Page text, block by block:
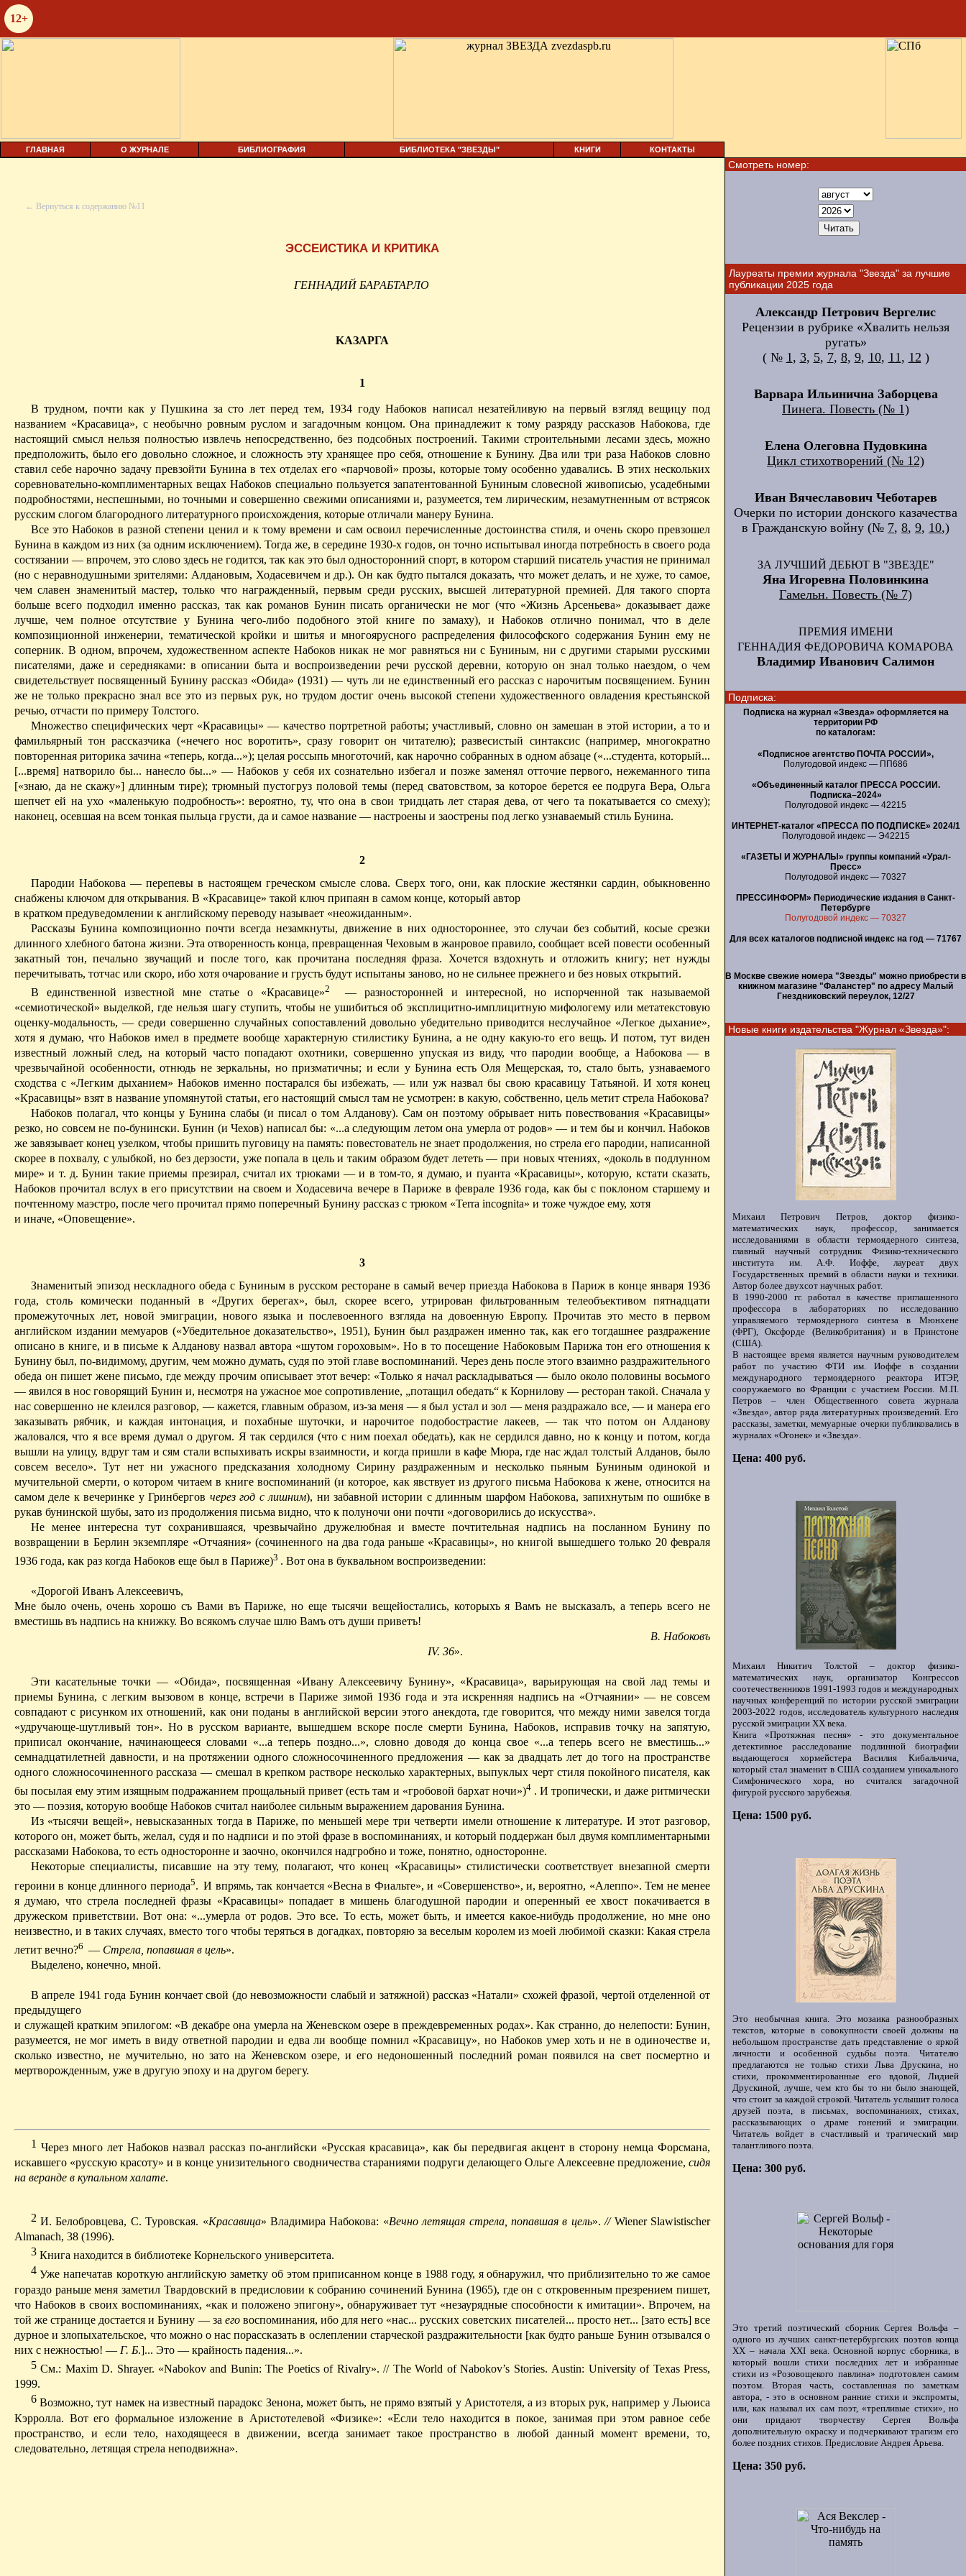
12+
ГЛАВНАЯ О ЖУРНАЛЕ БИБЛИОГРАФИЯ БИБЛИОТЕКА "ЗВЕЗДЫ" КНИГИ КОНТАКТЫ
← Вернуться к содержанию №11
ЭССЕИСТИКА И КРИТИКА
ГЕННАДИЙ БАРАБТАРЛО
KАЗАРГА
1
В трудном, почти как у Пушкина за сто лет перед тем, 1934 году Набоков написал незатейливую на первый взгляд вещицу под
названием «Красавица», с необычно ровным руслом и загадочным концом. Она принадлежит к тому разряду рассказов Набокова, где
настоящий смысл нельзя полностью извлечь непосредственно, без подсобных построений. Такими строительными лесами здесь, можно
предположить, было его довольно сложное, и сложность эту хранящее про себя, отношение к Бунину. Два или три раза Набоков словно
ставил себе нарочно задачу превзойти Бунина в тех отделах его «парчовой» прозы, которые тому особенно удавались. В этих нескольких
соревновательно-комплиментарных вещах Набоков специально пользуется запатентованной Буниным словесной живописью, усадебными
подробностями, неспешными, но точными и совершенно свежими описаниями и, разумеется, тем лирическим, незамутненным от встрясок
русским слогом благородного литературного происхождения, которые отличали манеру Бунина.
Все это Набоков в разной степени ценил и к тому времени и сам освоил перечисленные достоинства стиля, и очень скоро превзошел
Бунина в каждом из них (за одним исключением). Тогда же, в середине 1930-х годов, он точно испытывал иногда потребность в своего рода
состязании — впрочем, это слово здесь не годится, так как это был односторонний спорт, в котором старший писатель уча­стия не принимал
(но с неравнодушными зрителями: Алдановым, Ходасевичем и др.). Он как будто пытался доказать, что может делать, и не хуже, то самое,
чем славен знаменитый мастер, только что награжденный, первым среди русских, высшей литературной премией. Для такого спорта
больше всего подходил именно рассказ, так как романов Бунин писать органически не мог (что «Жизнь Арсеньева» доказывает даже
лучше, чем полное отсутствие у Бунина чего-либо подобного этой книге по замаху), и Набоков отлично понимал, что в деле
композиционной инженерии, тематической кройки и шитья и многоярусного распределения философского содержания Бунин ему не
соперник. В одном, впрочем, художественном аспекте Набоков никак не мог равняться ни с Буниным, ни с другими старыми русскими
писателями, даже и середняками: в описании быта и воспроизведении речи русской деревни, которую он знал только наездом, о чем
свидетельствует посвященный Бунину рассказ «Обида» (1931) — чуть ли не единственный его рассказ с нарочитым посвящением. Бунин
же не только прекрасно знал все это из первых рук, но трудом достиг очень высокой степени художественного овладения крестьянской
речью, отчасти по примеру Толстого.
Множество специфических черт «Красавицы» — качество портретной работы; участливый, словно он замешан в этой истории, а то и
фамильярный тон рассказчика («нечего нос воротить», сразу говорит он читателю); развесистый синтаксис (например, многократно
повторенная риторика зачина «теперь, когда...»); целая россыпь многоточий, как нарочно собранных в одном абзаце («...студента, который...
[...время] натворило бы... нанесло бы...» — Набоков у себяих сознательно избегал и позже заменял отточие первого, нежеманного типа
[«знаю, да не скажу»] длинным тире); трюмный пустогруз половой темы (перед сватовством, за которое берется ее подруга Вера, Ольга
шепчет ей на ухо «маленькую подробность»: вероятно, ту, что она в свои тридцать лет старая дева, от чего та покатывается со смеху);
наконец, осевшая на всем тонкая пыльца грусти, да и самое название — настроены и заострены под легко узнаваемый стиль Бунина.
2
Пародии Набокова — перепевы в настоящем греческом смысле слова. Сверх того, они, как плоские жестянки сардин, обыкновенно
снабжены ключом для открывания. В «Красавице» такой ключ припаян в самом конце, который автор
в кратком предуведомлении к английскому переводу называет «неожиданным».
Рассказы Бунина композиционно почти всегда незамкнуты, движение в них одностороннее, это случаи без событий, косые срезки
длинного хлебного батона жизни. Эта отворенность конца, превращенная Чеховым в жанровое правило, сообщает всей повести особенный
закатный тон, печально звучащий и после того, как прочитана последняя фраза. Хочется вздохнуть и отложить книгу; нет нужды
перечитывать, тотчас или скоро, ибо хотя очарование и грусть будут испытаны заново, но не сильнее прежнего и без новых открытий.
В единственной известной мне статье о «Красавице»2
— разносторонней и интересной, но испорченной так называемой
«семиотической» выделкой, где нельзя шагу ступить, чтобы не ушибиться об эксплицитно-имплицитную мифологему или метатекстовую
оценку-модальность, — среди совершенно случайных сопоставлений довольно убедительно приводится неслучайное «Легкое дыхание»,
хотя я думаю, что Набоков имел в предмете вообще характерную стилистику Бунина, а не одну какую-то его вещь. И потом, тут виден
известный ложный след, на который часто попадают охотники, совершенно упуская из виду, что пародии вообще, а Набокова — в
чрезвычайной особенности, отнюдь не зеркальны, но призматичны; и если у Бунина есть Оля Мещерская, то, стало быть, узнаваемого
сходства с «Легким дыханием» Набоков именно постарался бы избeжать, — или уж назвал бы свою красавицу Татьяной. И хотя конец
«Красавицы» взят в название упомянутой статьи, его настоящий смысл там не усмотрен: в какую, собственно, цель метит стрела Набокова?
Набоков полагал, что концы у Бунина слабы (и писал о том Алданову). Самон поэтому обрывает нить повествования «Красавицы»
резко, но совсем не по-бунински. Бунин (и Чехов) написал бы: «...а следующим летом она умерла от родов» — и тем бы и кончил. Набоков
же завязывает конец узелком, чтобы пришить пуговицу на память: повестователь не знает продолжения, но стрела его пародии, написанной
скорее в похвалу, с улыбкой, но без дерзости, уже попала в цель и таким образом будет лететь — при новых чтениях, «доколь в подлунном
мире» и т. д. Бунин такие приемы презирал, считал их трюками — и в том-то, я думаю, и пуанта «Красавицы», которую, кстати сказать,
Набоков прочитал вслух в его присутствии на своем и Ходасевича вечере в Париже в феврале 1936 года, как бы с поклоном старшему и
почтенному маэстро, после чего прочитал прямо поперечный Бунину рассказ с трюком «Terra incognita» и тоже чуждое ему, хотя
и иначе, «Оповещение».
3
Знаменитый эпизод нескладного обеда с Буниным в русском ресторане в самый вечер приезда Набокова в Париж в концеянваря 1936
года, столь комически поданный в «Других берегах», был, скорее всего, утрирован фильтрованным телеобъективом пятнадцати
промежуточных лет, новой эмиграции, нового языка и послевоенного взгляда на довоенную Европу. Прочитав это место в первом
английском издании мемуаров («Убедительное доказательство», 1951), Бунин был раздражен именно так, как его тогдашнее раздражение
описано в книге, и в письме к Алданову назвал автора «шутом гороховым». Но в то посещение Набоковым Парижа тон его отношения к
Бунину был, по-видимому, другим, чем можно думать, судя по этой главе воспоминаний. Через день после этого взаимно раздражительного
обеда он пишет жене письмо, гдемежду прочим описывает этот вечер: «Только я начал раскладываться — было около половины восьмого
— явился в нос говорящий Бунин и, несмотря на ужасное мое сопротивление, „потащил обедать“ к Корнилову — ресторан такой. Сначала у
нас совершенно не клеился разговор, — кажется, главным образом, из-за меня — ябыл устал и зол — меня раздражало все, — и манера его
заказывать рябчик, и каждая интонация, и похабные шуточки, и нарочитое подобострастие лакеев, — так что потом он Алданову
жаловался, что я все время думал о другом. Я так сердился (что с ним поехал обедать), как не сердился давно, но к концу и потом, когда
вышли на улицу, вдруг там и сям стали вспыхивать искры взаимности, и когда пришли в кафе Мюра, где нас ждал толстый Алданов, было
совсем весело».Тут нет ни ужасного предсказания холодному Сирину раздраженным и несколько пьяным Буниным одинокой и
мучительной смерти, о котором читаем в книге воспоминаний (и которое, как явствует из другого письма Набокова к жене, относится на
самом деле к вечеринке у Гринбергов через год с лишним), ни забавной истории с длинным шарфом Набокова, запихнутым по ошибке в
рукав бунинской шубы, зато из продолжения письма видно, что к полуночи они почти «договорились до искусства».
Не менее интересна тут сохранившаяся, чрезвычайно дружелюбная и вместе почтительная надпись на посланном Бунину по
возвращении в Берлин экземпляре «Отчаяния» (сочиненного на два года раньше «Красавицы», но книгой вышедшего только 20 февраля
1936 года, как раз когда Набоков еще был в Париже)3 . Вот она в буквальном воспроизведении:
«Дорогой Иванъ Алексеевичъ,
Мне было очень, очень хорошо съ Вами въ Париже, но еще тысячи вещейос­тались, которыхъ я Вамъ не высказалъ, а теперь всего не
вместишь въ надпись на книжку. Во всякомъ случае шлю Вамъ отъ души приветъ!
В. Набоковъ
IV. 36».
Эти касательные точки — «Обида», посвященная «Ивану Алексеевичу Бунину», «Красавица», варьирующая на свой лад темы и
приемы Бунина, с легким вызовом в конце, встречи в Париже зимой 1936 года и эта искренняя надпись на «Отчаянии» — не совсем
совпадают с рисунком их отношений, как они поданы в английской версии этого анекдота, где говорится, что между ними завелся тогда
«удручающе-шутливый тон». Но в русском варианте, вышедшем вскоре после смерти Бунина, Набоков, исправив точку на запятую,
приписал окончание, начинающееся словами «...а теперь поздно...», словно доводя до конца свое «...а теперь всего не вместишь...»
семнадцатилетней давности, и на протяжении одного сложносочиненного предложения — как за двадцать лет до того на пространстве
одного сложносочиненного рассказа — смешал в крепком растворе несколько характерных, выпуклых черт стиля покойногописателя, как
бы посылая ему этим изящным подражанием прощальный привет (есть там и «гробовой бархат ночи»)4 . И тропически, и даже ритмически
это — поэзия, которую вообще Набоков считал наиболее сильным выражением дарования Бунина.
Из «тысячи вещей», невысказанных тогда в Париже, по меньшеймере три четверти имели отношение к литературе. И этот разговор,
которого он, может быть, желал, судя и по надписи и по этой фразе в воспоминаниях, и которыйподдержан был двумя комплиментарными
рассказами Набокова, то есть односторонне и заочно, окончился надгробно и тоже, понятно, односторонне.
Некоторые специалисты, писавшие на эту тему, полагают, что конец «Красавицы» стилистически соответствует внезапной смерти
героини в конце длинного периода5. И впрямь, так кончается «Весна в Фиальте», и «Совершенство», и, вероятно, «Алеппо». Тем неменее
я думаю, что стрела последней фразы «Красавицы» попадает в мишень благодушной пародии и оперенный ее хвост покачивается в
дружеском приветствии. Вот она: «...умерла от родов. Это все. То есть, может быть, и имеется какое-нибудь продолжение, но мне оно
неизвестно, и в таких случаях, вместо того чтобы теряться в догадках, повторяю за веселым королем из моей любимой сказки: Какая стрела
летит вечно?6 — Стрела, попавшая в цель».
Выделено, конечно, мной.
В апреле 1941 года Бунин кончает свой (до невозможности слабый и затяжной) рассказ «Натали» схожей фразой, чертой отделенной от
предыдущего
и служащей кратким эпилогом: «В декабре она умерла на Женевском озере в преждевременных родах». Как странно, до нелепости: Бунин,
разумеется, не мог иметь в виду ответной пародии и едва ли вообще помнил «Красавицу», но Набоков умер хоть и не в одиночестве и,
сколько известно, не мучительно, но зато на Женевском озере, и его недоношенный последний роман появился на свет посмертно и
мертворожденным, уже в другую эпоху и на другом берегу.
1 Через много лет Набоков назвал рассказ по-английски «Русская красавица», как бы передвигая акцент в сторону немца Форсмана,
искавшего «русскую красоту» и в конце унизительного сводничества стараниями подруги делающего Ольге Алексеевне предложение, сидя
на веранде в купальном халате.
2И. Белобровцева, С. Туровская. «Красавица» Владимира Набокова: «Вечно летящая стрела, попавшая в цель».// Wiener Slawistischer
Almanach, 38 (1996).
3Книга находится в библиотеке Корнельского университета.
4Уже напечатав короткую английскую заметку об этом приписанном конце в 1988 году, я обнаружил, что приблизительно то же самое
гораздо раньше меня заметил Твардовский в предисловии к собранию сочинений Бунина (1965), где он с откровенным презрением пишет,
что Набоков в своих воспоминаниях, «как и положено эпигону», обнаруживает тут «незаурядные способности к имитации». Впрочем, на
той же странице достается и Бунину — за еговоспоминания, ибо для него «нас... русских советских писателей... просто нет... [зато есть] все
дурное и злопыхательское, что можно о нас порассказать в ослеплении старческой раздражительности [как будто раньше Бунин отзывался о
них с нежностью! — Г. Б.]... Это — крайность падения...».
5 См.: Maxim D. Shrayer. «Nabokov and Bunin: The Poetics of Rivalry». // The World of Nabokov’s Stories. Austin: University of Texas Press,
1999.
6Возможно, тут намек на известный парадокс Зенона, может быть, не прямо взятый у Аристотеля, а из вторых рук, например у Льюиса
Кэрролла. Вот его формальное изложение в Аристотелевой «Физике»: «Если тело находится в покое, занимая при этом равное себе
пространство, и если тело, находящееся в движении, всегда занимает такое пространство в любой данный момент времени, то,
следовательно, летящая стрела неподвижна».
Смотреть номер:
Лауреаты премии журнала "Звезда" за лучшие
публикации 2025 года
Александр Петрович Вергелис
Рецензии в рубрике «Хвалить нельзя
ругать»
( № 1, 3, 5, 7, 8, 9, 10, 11, 12 )
Варвара Ильинична Заборцева
Пинега. Повесть (№ 1)
Елена Олеговна Пудовкина
Цикл стихотворений (№ 12)
Иван Вячеславович Чеботарев
Очерки по истории донского казачества
в Гражданскую войну (№ 7, 8, 9, 10,)
ЗА ЛУЧШИЙ ДЕБЮТ В "ЗВЕЗДЕ"
Яна Игоревна Половинкина
Гамельн. Повесть (№ 7)
ПРЕМИЯ ИМЕНИ
ГЕННАДИЯ ФЕДОРОВИЧА КОМАРОВА
Владимир Иванович Салимон
Подписка:
Подписка на журнал «Звезда» оформляется на
территории РФ
по каталогам:
«Подписное агентство ПОЧТА РОССИИ»,
Полугодовой индекс — ПП686
«Объединенный каталог ПРЕССА РОССИИ.
Подписка–2024»
Полугодовой индекс — 42215
ИНТЕРНЕТ-каталог «ПРЕССА ПО ПОДПИСКЕ» 2024/1
Полугодовой индекс — Э42215
«ГАЗЕТЫ И ЖУРНАЛЫ» группы компаний «Урал-
Пресс»
Полугодовой индекс — 70327
ПРЕССИНФОРМ» Периодические издания в Санкт-
Петербурге
Полугодовой индекс — 70327
Для всех каталогов подписной индекс на год — 71767
В Москве свежие номера "Звезды" можно приобрести в
книжном магазине "Фаланстер" по адресу Малый
Гнездниковский переулок, 12/27
Новые книги издательства "Журнал «Звезда»":
Михаил Петрович Петров, доктор физико-
математических наук, профессор, занимается
исследованиями в области термоядерного синтеза,
главный научный сотрудник Физико-технического
института им. А.Ф. Иоффе, лауреат двух
Государственных премий в области науки и техники.
Автор более двухсот научных работ.
В 1990-2000 гг. работал в качестве приглашенного
профессора в лабораториях по исследованию
управляемого термоядерного синтеза в Мюнхене
(ФРГ), Оксфорде (Великобритания) и в Принстоне
(США).
В настоящее время является научным руководителем
работ по участию ФТИ им. Иоффе в создании
международного термоядерного реактора ИТЭР,
сооружаемого во Франции с участием России. М.П.
Петров – член Общественного совета журнала
«Звезда», автор ряда литературных произведений. Его
рассказы, заметки, мемуарные очерки публиковались в
журналах «Огонек» и «Звезда».
Цена: 400 руб.
Михаил Никитич Толстой – доктор физико-
математических наук, организатор Конгрессов
соотечественников 1991-1993 годов и международных
научных конференций по истории русской эмиграции
2003-2022 годов, исследователь культурного наследия
русской эмиграции ХХ века.
Книга «Протяжная песня» - это документальное
детективное расследование подлинной биографии
выдающегося хормейстера Василия Кибальчича,
который стал знаменит в США созданием уникального
Симфонического хора, но считался загадочной
фигурой русского зарубежья.
Цена: 1500 руб.
Это необычная книга. Это мозаика разнообразных
текстов, которые в совокупности своей должны на
небольшом пространстве дать представление о яркой
личности и особенной судьбы поэта. Читателю
предлагаются не только стихи Льва Друскина, но
стихи, прокомментированные его вдовой, Лидией
Друскиной, лучше, чем кто бы то ни было знающей,
что стоит за каждой строкой. Читатель услышит голоса
друзей поэта, в письмах, воспоминаниях, стихах,
рассказывающих о драме гонений и эмиграции.
Читатель войдет в счастливый и трагический мир
талантливого поэта.
Цена: 300 руб.
Это третий поэтический сборник Сергея Вольфа –
одного из лучших санкт-петербургских поэтов конца
ХХ – начала XXI века. Основной корпус сборника, в
который вошли стихи последних лет и избранные
стихи из «Розовощекого павлина» подготовлен самим
поэтом. Вторая часть, составленная по заметкам
автора, - это в основном ранние стихи и экспромты,
или, как называл их сам поэт, «трепливые стихи», но
они придают творчеству Сергея Вольфа
дополнительную окраску и подчеркивают трагизм его
более поздних стихов. Предисловие Андрея Арьева.
Цена: 350 руб.